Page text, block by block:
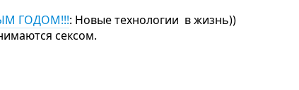
ГОДОМ!!!: Новые технологии в жизнь))
сексом.